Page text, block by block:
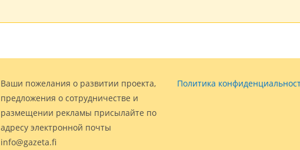
Ваши пожелания о развитии проекта,
предложения о сотрудничестве и
размещении рекламы присылайте по
адресу электронной почты
info@gazeta.fi
Политика